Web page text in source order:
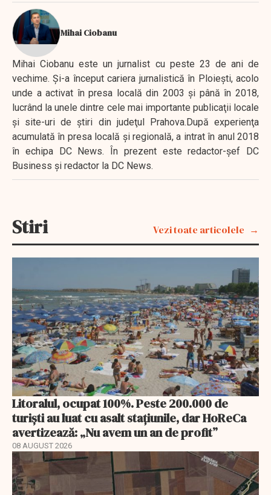
Mihai Ciobanu
Mihai Ciobanu este un jurnalist cu peste 23 de ani de
vechime. Şi-a început cariera jurnalistică în Ploieşti, acolo
unde a activat în presa locală din 2003 şi până în 2018,
lucrând la unele dintre cele mai importante publicaţii locale
şi site-uri de ştiri din judeţul Prahova.După experienţa
acumulată în presa locală şi regională, a intrat în anul 2018
în echipa DC News. În prezent este redactor-şef DC
Business şi redactor la DC News.
Stiri Vezi toate articolele
Litoralul, ocupat 100%. Peste 200.000 de
turiști au luat cu asalt stațiunile, dar HoReCa
avertizează: „Nu avem un an de profit”
08 AUGUST 2026